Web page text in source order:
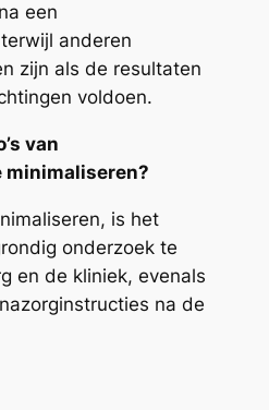
een
anderen
zijn als de resultaten
voldoen.
van
is het
onderzoek te
en de kliniek, evenals
na de